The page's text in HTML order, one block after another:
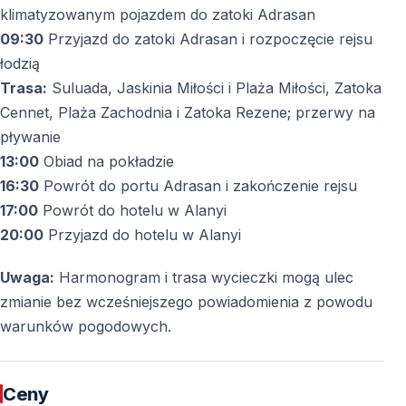
akwenów Turcji i spędzenie dnia z dala od
zatłoczonych kurortów.
Najczęściej zadawane pytania
Czy wycieczka z Alanyi na Suluadę jest
męcząca?
Ze względu na wczesny wyjazd i dłuższą trasę może
być intensywna, jednak program jest spokojny, a
Jak długo trwa rejs łodzią do Suluady?
Rejs z portu w Adrasan do Suluady trwa około 40
minut, w zależności od warunków na morzu.
klimatyzowanym pojazdem do zatoki Adrasan
09:30 Przyjazd do zatoki Adrasan i rozpoczęcie rejsu
łodzią
Trasa: Suluada, Jaskinia Miłości i Plaża Miłości, Zatoka
Cennet, Plaża Zachodnia i Zatoka Rezene; przerwy na
pływanie
13:00 Obiad na pokładzie
16:30 Powrót do portu Adrasan i zakończenie rejsu
17:00 Powrót do hotelu w Alanyi
20:00 Przyjazd do hotelu w Alanyi
Uwaga: Harmonogram i trasa wycieczki mogą ulec
zmianie bez wcześniejszego powiadomienia z powodu
warunków pogodowych.
Ceny